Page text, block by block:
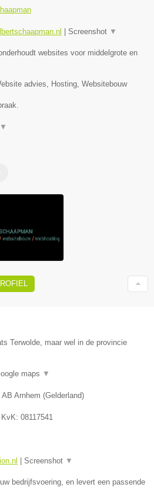
Screenshot ▼
websites voor middelgrote en
advies, Hosting, Websitebouw
▼
Terwolde, maar wel in de provincie
maps ▼
AB Arnhem (Gelderland)
, KvK: 08117541
Screenshot ▼
bedrijfsvoering, en levert een passende